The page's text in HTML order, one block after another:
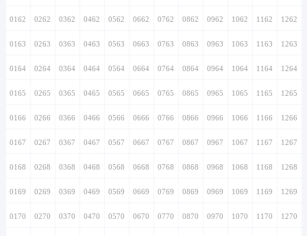
0162 0262 0362 0462 0562 0662 0762 0862 0962 1062 1162 1262
0163 0263 0363 0463 0563 0663 0763 0863 0963 1063 1163 1263
0164 0264 0364 0464 0564 0664 0764 0864 0964 1064 1164 1264
0165 0265 0365 0465 0565 0665 0765 0865 0965 1065 1165 1265
0166 0266 0366 0466 0566 0666 0766 0866 0966 1066 1166 1266
0167 0267 0367 0467 0567 0667 0767 0867 0967 1067 1167 1267
0168 0268 0368 0468 0568 0668 0768 0868 0968 1068 1168 1268
0169 0269 0369 0469 0569 0669 0769 0869 0969 1069 1169 1269
0170 0270 0370 0470 0570 0670 0770 0870 0970 1070 1170 1270